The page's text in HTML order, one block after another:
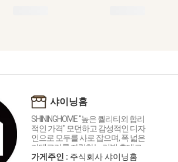
샤이닝홈
SHININGHOME "높은 퀄리티외 합리
적인 가격" 모던하고 감성적인 디자
인으로 모두를 사로 잡으며, 폭 넓은
카테고리를 자랑하는 리빙 홈데코
인테리어 샤이닝홈입니다.
가게주인 : 주식회사 샤이닝홈